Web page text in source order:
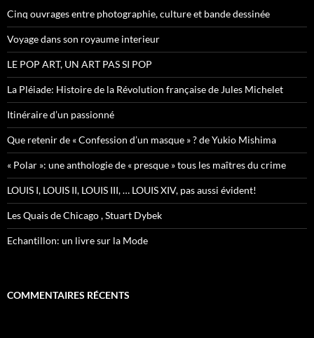
h
e
r
:
Cinq ouvrages entre photographie, culture et bande dessinée
Voyage dans son royaume interieur
LE POP ART, UN ART PAS SI POP
La Pléiade: Histoire de la Révolution française de Jules Michelet
Itinéraire d’un passionné
Que retenir de « Confession d’un masque » ? de Yukio Mishima
« Polar »: une anthologie de « presque » tous les maîtres du crime
LOUIS I, LOUIS II, LOUIS III, … LOUIS XIV, pas aussi évident!
Les Quais de Chicago , Stuart Dybek
Echantillon: un livre sur la Mode
COMMENTAIRES RÉCENTS